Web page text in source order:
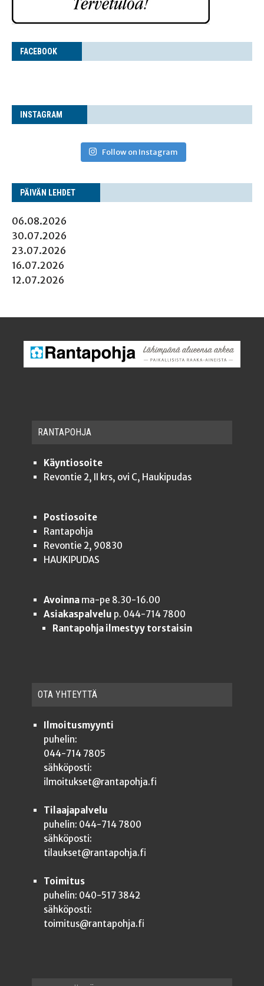
FACE­BOOK
INS­TA­GRAM
Follow on Instagram
PÄI­VÄN LEHDET
06.08.2026
30.07.2026
23.07.2026
16.07.2026
12.07.2026
RAN­TA­POH­JA
Käyntiosoite
Revontie 2, II krs, ovi C, Haukipudas
Postiosoite
Rantapohja
Revontie 2, 90830
HAUKIPUDAS
Avoinnama-pe 8.30-16.00
Asiakaspalvelu p. 044-714 7800
Rantapohja ilmestyy torstaisin
OTA YHTEYT­TÄ
Ilmoitusmyynti
puhelin:
044-714 7805
sähköposti:
ilmoitukset@rantapohja.fi
Tilaajapalvelu
puhelin: 044-714 7800
sähköposti:
tilaukset@rantapohja.fi
Toimitus
puhelin: 040-517 3842
sähköposti:
toimitus@rantapohja.fi